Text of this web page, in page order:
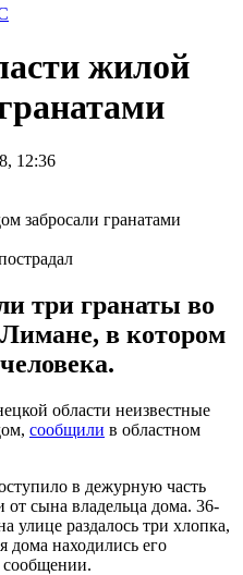
жилой
12:36
три гранаты во
в котором
области неизвестные
сообщили в областном
в дежурную часть
сына владельца дома. 36-
улице раздалось три хлопка,
дома находились его
сообщении.